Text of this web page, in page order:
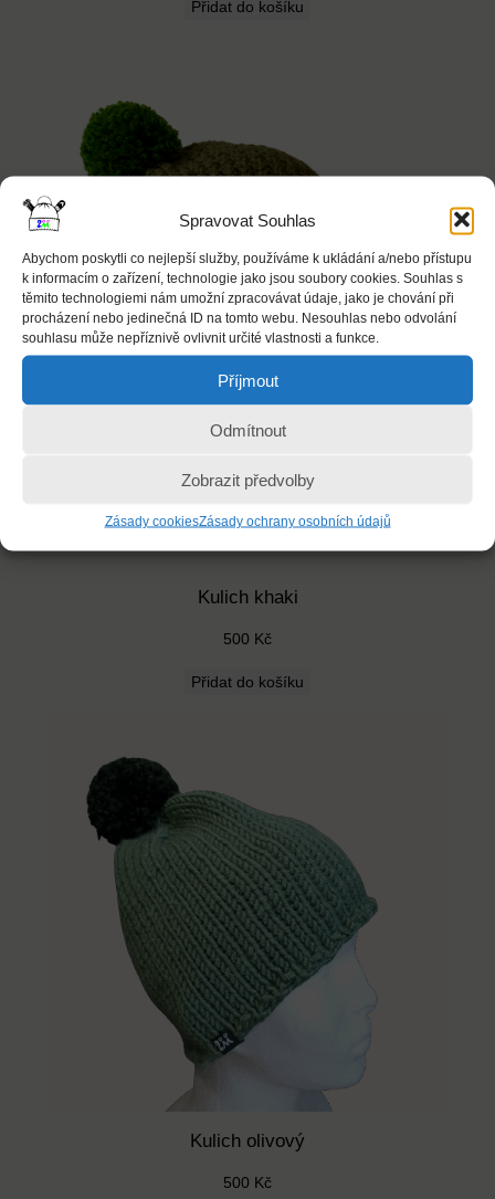
Spravovat Souhlas
Abychom poskytli co nejlepší služby, používáme k ukládání a/nebo přístupu
k informacím o zařízení, technologie jako jsou soubory cookies. Souhlas s
těmito technologiemi nám umožní zpracovávat údaje, jako je chování při
procházení nebo jedinečná ID na tomto webu. Nesouhlas nebo odvolání
souhlasu může nepříznivě ovlivnit určité vlastnosti a funkce.
Příjmout
Odmítnout
Zobrazit předvolby
Zásady cookiesZásady ochrany osobních údajů
Přidat do košíku
Kulich khaki
500 Kč
Přidat do košíku
Kulich olivový
500 Kč